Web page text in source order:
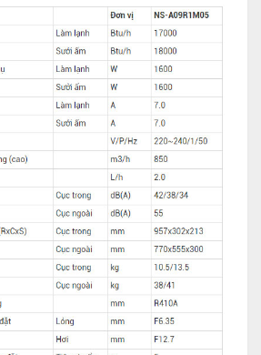
18000btu 2 chiều NS-
màu chủ đạo là màu trắng. Mang đến
vẻ đẹp trang nhã và hiện đại.
tạo hiển thị đèn LED cho sản phẩm. Có
đi thông minh trong thiết kế của
mang lại sự tiện dụng cho người tiêu
vào vẻ đẹp bắt mắt cho sản phẩm.
không khéo này, sản phẩm điều hòa
hài hòa cho nhiều không gian nội thất.
cách nội thất đang thịnh hành hiện nay.
tối giản, phong cách nội thất Bắc Âu,…